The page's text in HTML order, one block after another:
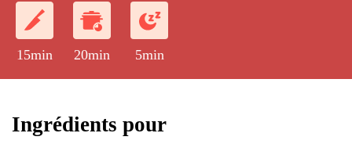
15min 20min 5min
Ingrédients pour